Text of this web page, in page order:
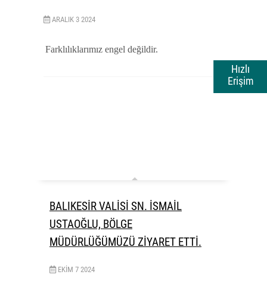
Hızlı
Erişim
ARALIK 3 2024
Farklılıklarımız engel değildir.
BALIKESİR VALİSİ SN. İSMAİL
USTAOĞLU, BÖLGE
MÜDÜRLÜĞÜMÜZÜ ZİYARET ETTİ.
EKIM 7 2024